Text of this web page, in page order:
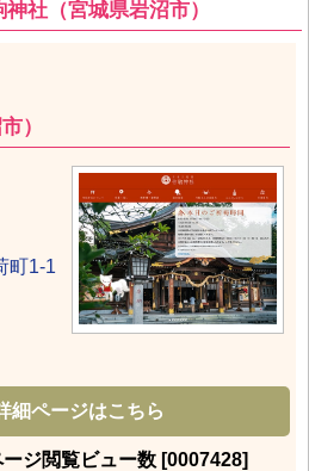
社（宮城県岩沼市）
）
町1-1
細ページはこちら
ジ閲覧ビュー数 [0007428]